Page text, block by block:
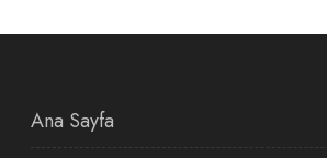
Ana Sayfa